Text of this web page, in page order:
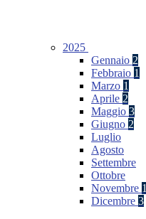
2025
Gennaio 2
Febbraio 1
Marzo 1
Aprile 2
Maggio 3
Giugno 2
Luglio
Agosto
Settembre
Ottobre
Novembre 1
Dicembre 3